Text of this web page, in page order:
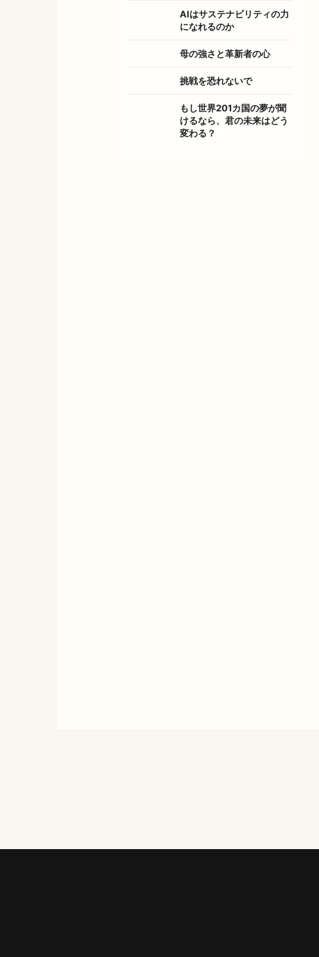
AIはサステナビリティの力
になれるのか
母の強さと革新者の心
挑戦を恐れないで
もし世界201カ国の夢が聞
けるなら、君の未来はどう
変わる？